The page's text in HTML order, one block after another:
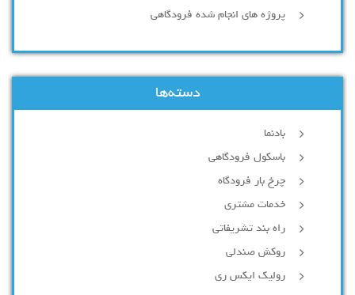
پروژه های انجام شده فرودگاهی
دسته‌ها
بادنما
باسکول فرودگاهی
چرخ بار فرودگاه
خدمات مشتری
راه بند تشریفاتی
روکش صندلی
رولیک ایکس ری